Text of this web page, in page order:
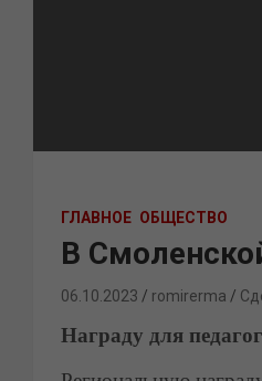
ГЛАВНОЕ ОБЩЕСТВО
В
06.10.2023 romirerma
Награду для